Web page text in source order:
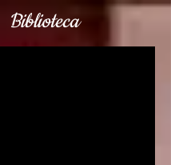
Biblioteca